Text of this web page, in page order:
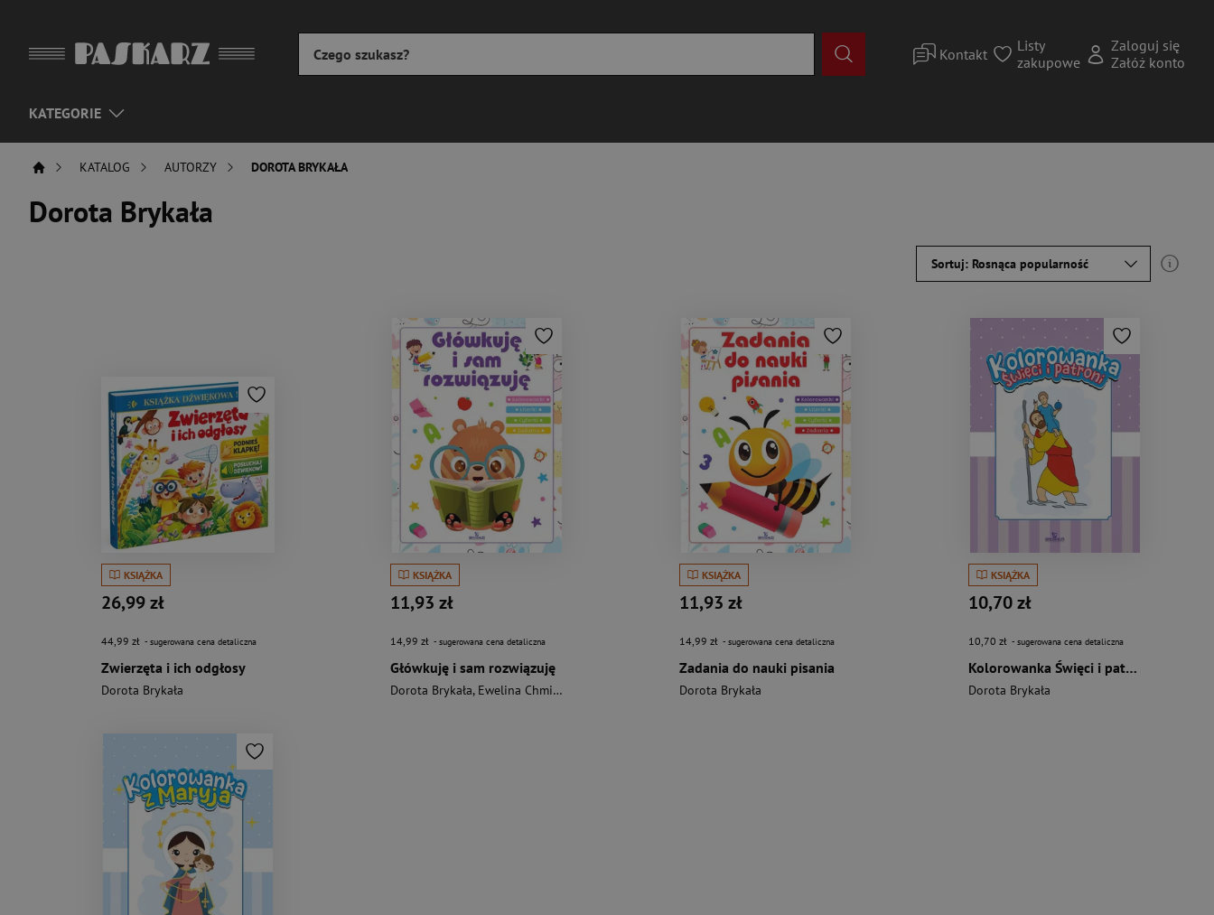
Kontakt
Listy
zakupowe
Zaloguj się
Załóż konto
KATEGORIE
KATALOG AUTORZY DOROTA BRYKAŁA
Dorota Brykała
Sortuj: Rosnąca popularność
KSIĄŻKA
26,99 zł
44,99 zł - sugerowana cena detaliczna
Zwierzęta i ich odgłosy
Dorota Brykała
KSIĄŻKA
11,93 zł
14,99 zł - sugerowana cena detaliczna
Główkuję i sam rozwiązuję
Dorota Brykała, Ewelina Chmielińska
KSIĄŻKA
11,93 zł
14,99 zł - sugerowana cena detaliczna
Zadania do nauki pisania
Dorota Brykała
KSIĄŻKA
10,70 zł
10,70 zł - sugerowana cena detaliczna
Kolorowanka Święci i patroni
Dorota Brykała